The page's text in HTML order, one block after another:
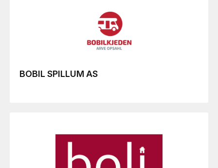
BOBIL SPILLUM AS